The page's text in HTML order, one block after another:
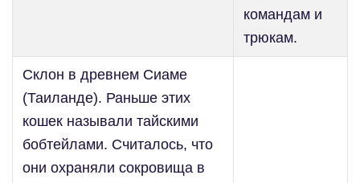
командам и
трюкам.
Склон в древнем Сиаме
(Таиланде). Раньше этих
кошек называли тайскими
бобтейлами. Считалось, что
они охраняли сокровища в